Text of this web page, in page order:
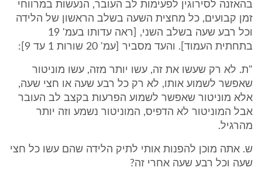
בהאזנה לסירוגין לפעימות לב העובר, הנעשות במרווחי
זמן קבועים, כל מחצית השעה בשלב הראשון של הלידה
וכל רבע שעה בשלב השני, [ראה עדותו בעמ' 19
בתחתית העמוד]. והעד מסביר [עמ' 20 שורות 1 עד 9]:
"ת. לא רק שעשו את זה, עשו יותר מזה, עשו מוניטור
שאפשר לשמוע אותו, לא רק כל רבע שעה או חצי שעה,
אלא מוניטור שאפשר לשמוע הפרעות בקצב לב העובר
אבל המוניטור לא הדפיס, המוניטור נשמע וזה יותר
מהרגיל.
ש. אתה מוכן להפנות אותי לתיק הלידה שהם עשו כל חצי
שעה וכל רבע שעה אחרי זה?